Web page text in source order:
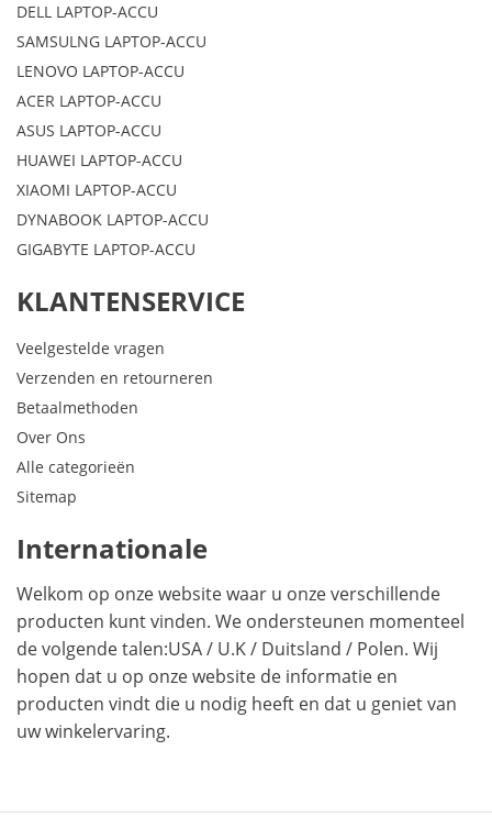
DELL LAPTOP-ACCU
SAMSULNG LAPTOP-ACCU
LENOVO LAPTOP-ACCU
ACER LAPTOP-ACCU
ASUS LAPTOP-ACCU
HUAWEI LAPTOP-ACCU
XIAOMI LAPTOP-ACCU
DYNABOOK LAPTOP-ACCU
GIGABYTE LAPTOP-ACCU
KLANTENSERVICE
Veelgestelde vragen
Verzenden en retourneren
Betaalmethoden
Over Ons
Alle categorieën
Sitemap
Internationale
Welkom op onze website waar u onze verschillende
producten kunt vinden. We ondersteunen momenteel
de volgende talen:USA/ U.K/ Duitsland / Polen. Wij
hopen dat u op onze website de informatie en
producten vindt die u nodig heeft en dat u geniet van
uw winkelervaring.